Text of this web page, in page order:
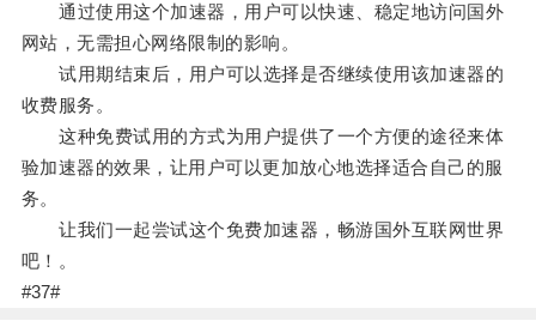
通过使用这个加速器，用户可以快速、稳定地访问国外
网站，无需担心网络限制的影响。
试用期结束后，用户可以选择是否继续使用该加速器的
收费服务。
这种免费试用的方式为用户提供了一个方便的途径来体
验加速器的效果，让用户可以更加放心地选择适合自己的服
务。
让我们一起尝试这个免费加速器，畅游国外互联网世界
吧！。
#37#